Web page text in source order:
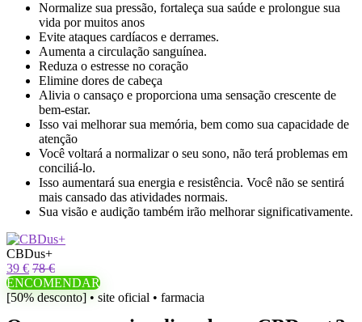
Normalize sua pressão, fortaleça sua saúde e prolongue sua
vida por muitos anos
Evite ataques cardíacos e derrames.
Aumenta a circulação sanguínea.
Reduza o estresse no coração
Elimine dores de cabeça
Alivia o cansaço e proporciona uma sensação crescente de
bem-estar.
Isso vai melhorar sua memória, bem como sua capacidade de
atenção
Você voltará a normalizar o seu sono, não terá problemas em
conciliá-lo.
Isso aumentará sua energia e resistência. Você não se sentirá
mais cansado das atividades normais.
Sua visão e audição também irão melhorar significativamente.
CBDus+
39 € 78 €
ENCOMENDAR
[50% desconto] • site oficial • farmacia